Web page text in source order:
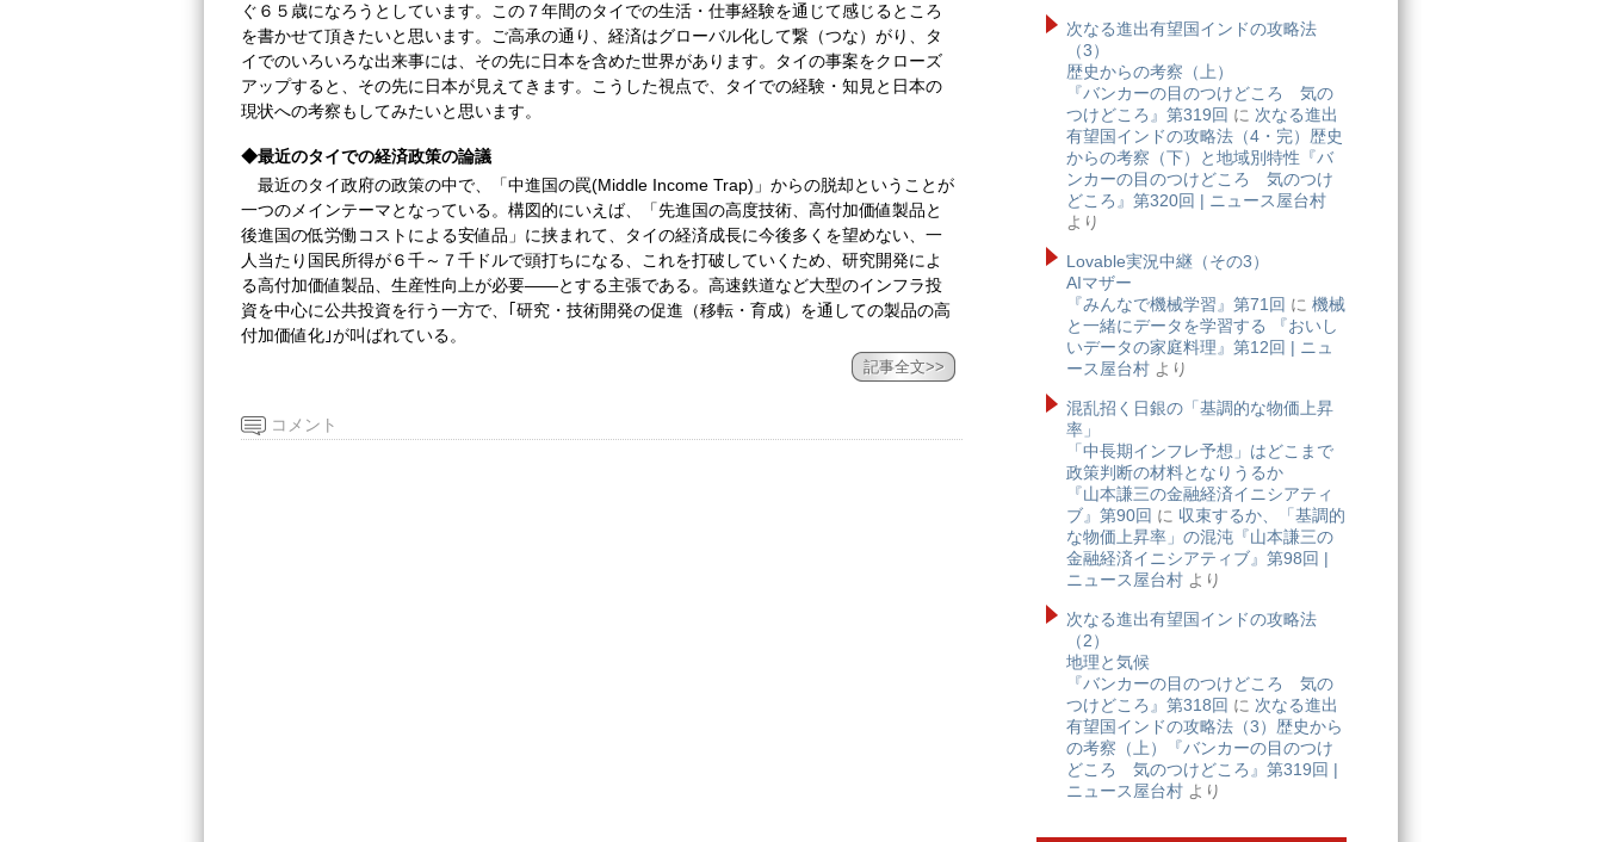
ぐ６５歳になろうとしています。この７年間のタイでの生活・仕事経験を通じて感じるところ
を書かせて頂きたいと思います。ご高承の通り、経済はグローバル化して繋（つな）がり、タ
イでのいろいろな出来事には、その先に日本を含めた世界があります。タイの事案をクローズ
アップすると、その先に日本が見えてきます。こうした視点で、タイでの経験・知見と日本の
現状への考察もしてみたいと思います。
◆最近のタイでの経済政策の論議
最近のタイ政府の政策の中で、「中進国の罠(Middle Income Trap)」からの脱却ということが
一つのメインテーマとなっている。構図的にいえば、「先進国の高度技術、高付加価値製品と
後進国の低労働コストによる安値品」に挟まれて、タイの経済成長に今後多くを望めない、一
人当たり国民所得が６千～７千ドルで頭打ちになる、これを打破していくため、研究開発によ
る高付加価値製品、生産性向上が必要――とする主張である。高速鉄道など大型のインフラ投
資を中心に公共投資を行う一方で、｢研究・技術開発の促進（移転・育成）を通しての製品の高
付加価値化｣が叫ばれている。
記事全文>>
コメント
次なる進出有望国インドの攻略法
（3）
歴史からの考察（上）
『バンカーの目のつけどころ 気の
つけどころ』第319回 に 次なる進出
有望国インドの攻略法（4・完）歴史
からの考察（下）と地域別特性『バ
ンカーの目のつけどころ 気のつけ
どころ』第320回 | ニュース屋台村
より
Lovable実況中継（その3）
AIマザー
『みんなで機械学習』第71回 に 機械
と一緒にデータを学習する 『おいし
いデータの家庭料理』第12回 | ニュ
ース屋台村 より
混乱招く日銀の「基調的な物価上昇
率」
「中長期インフレ予想」はどこまで
政策判断の材料となりうるか
『山本謙三の金融経済イニシアティ
ブ』第90回 に 収束するか、「基調的
な物価上昇率」の混沌『山本謙三の
金融経済イニシアティブ』第98回 |
ニュース屋台村 より
次なる進出有望国インドの攻略法
（2）
地理と気候
『バンカーの目のつけどころ 気の
つけどころ』第318回 に 次なる進出
有望国インドの攻略法（3）歴史から
の考察（上）『バンカーの目のつけ
どころ 気のつけどころ』第319回 |
ニュース屋台村 より